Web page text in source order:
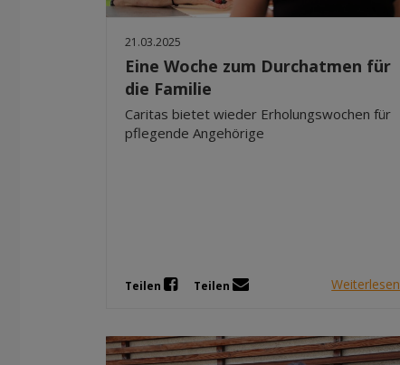
21.03.2025
Eine Woche zum Durchatmen für
die Familie
Caritas bietet wieder Erholungswochen für
pflegende Angehörige
Teilen Teilen Weiterlesen